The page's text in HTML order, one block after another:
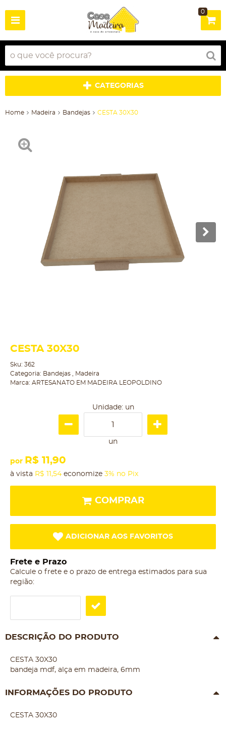
0
CATEGORIAS
Home Madeira Bandejas CESTA 30X30
CESTA 30X30
Sku: 362
Categoria: Bandejas
Madeira
Marca: ARTESANATO EM MADEIRA LEOPOLDINO
Unidade: un
un
por R$ 11,90
à vista R$ 11,54 economize 3% no Pix
COMPRAR
ADICIONAR AOS FAVORITOS
Frete e Prazo
Calcule o frete e o prazo de entrega estimados para sua
região:
DESCRIÇÃO DO PRODUTO
CESTA 30X30
bandeja mdf, alça em madeira, 6mm
INFORMAÇÕES DO PRODUTO
CESTA 30X30